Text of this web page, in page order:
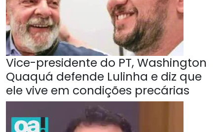
Vice-presidente do PT, Washington
Quaquá defende Lulinha e diz que
ele vive em condições precárias